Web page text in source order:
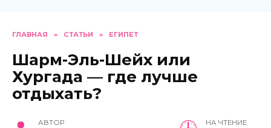
ГЛАВНАЯ » СТАТЬИ » ЕГИПЕТ
Шарм-Эль-Шейх или
Хургада — где лучше
отдыхать?
АВТОР НА ЧТЕНИЕ